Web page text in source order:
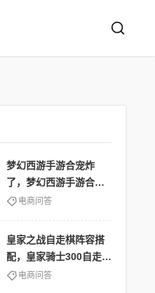
梦幻西游手游合宠炸
了，梦幻西游手游合宠
在哪里合成功几率大技
电商问答
皇家之战自走棋阵容搭
配，皇家骑士300自走棋
九游版
电商问答